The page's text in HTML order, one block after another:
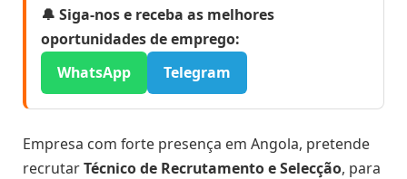
🔔 Siga-nos e receba as melhores
oportunidades de emprego:
WhatsApp
Telegram
Empresa com forte presença em Angola, pretende
recrutarTécnico de Recrutamento e Selecção, para